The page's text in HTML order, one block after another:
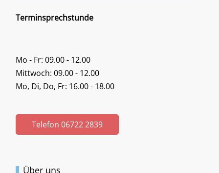
Terminsprechstunde
Mo - Fr: 09.00 - 12.00
Mittwoch: 09.00 - 12.00
Mo, Di, Do, Fr: 16.00 - 18.00
Telefon 06722 2839
Über uns